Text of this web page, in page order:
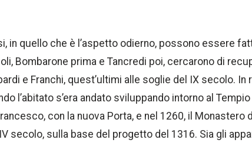
in quello che è l’aspetto odierno, possono essere
Bombarone prima e Tancredi poi, cercarono di
e Franchi, quest’ultimi alle soglie del IX secolo.
l’abitato s’era andato sviluppando intorno al
con la nuova Porta, e nel 1260, il
secolo, sulla base del progetto del 1316. Sia gli